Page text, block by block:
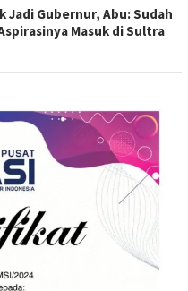
Jadi Gubernur, Abu: Sudah
Masuk di Sultra